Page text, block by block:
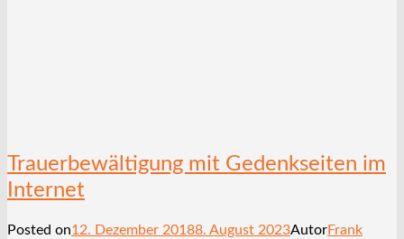
Trauerbewältigung mit Gedenkseiten im
Internet
Posted on12. Dezember 20188. August 2023AutorFrank